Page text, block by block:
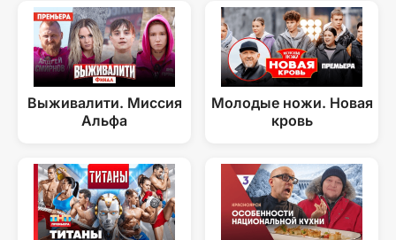
Выживалити. Миссия
Альфа
Молодые ножи. Новая
кровь